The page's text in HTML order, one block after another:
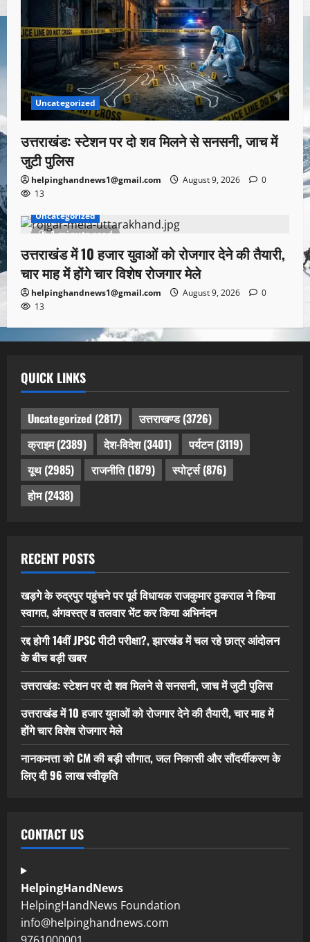
Uncategorized
उत्तराखंड: स्टेशन पर दो शव मिलने से सनसनी, जाच में
जुटी पुलिस
helpinghandnews1@gmail.com August 9, 2026
0
13
1 minute read
Uncategorized
उत्तराखंड में 10 हजार युवाओं को रोजगार देने की तैयारी,
चार माह में होंगे चार विशेष रोजगार मेले
helpinghandnews1@gmail.com August 9, 2026
0
13
QUICK LINKS
Uncategorized (2817) उत्तराखण्ड(3726)
क्राइम(2389) देश-विदेश(3401) पर्यटन(3119)
यूथ(2985) राजनीति(1879) स्पोर्ट्स(876)
होम(2438)
RECENT POSTS
खड़गे के रुद्रपुर पहुंचने पर पूर्व विधायक राजकुमार ठुकराल ने किया
स्वागत, अंगवस्त्र व तलवार भेंट कर किया अभिनंदन
रद्द होगी 14वीं JPSC पीटी परीक्षा?, झारखंड में चल रहे छात्र आंदोलन
के बीच बड़ी खबर
उत्तराखंड: स्टेशन पर दो शव मिलने से सनसनी, जाच में जुटी पुलिस
उत्तराखंड में 10 हजार युवाओं को रोजगार देने की तैयारी, चार माह में
होंगे चार विशेष रोजगार मेले
नानकमत्ता को CM की बड़ी सौगात, जल निकासी और सौंदर्यीकरण के
लिए दी 96 लाख स्वीकृति
CONTACT US
HelpingHandNews
HelpingHandNews Foundation
info@helpinghandnews.com